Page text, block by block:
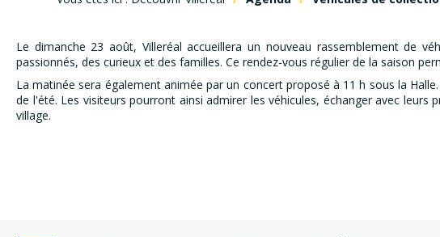
Le dimanche 23 août, Villeréal accueillera un nouveau rassemblement de
passionnés, des curieux et des familles. Ce rendez-vous régulier de la saison
La matinée sera également animée par un concert proposé à 11 h sous la
de l'été. Les visiteurs pourront ainsi admirer les véhicules, échanger avec
village.